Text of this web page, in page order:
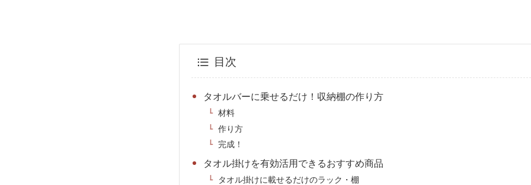
目次
タオルバーに乗せるだけ！収納棚の作り方
材料
作り方
完成！
タオル掛けを有効活用できるおすすめ商品
タオル掛けに載せるだけのラック・棚